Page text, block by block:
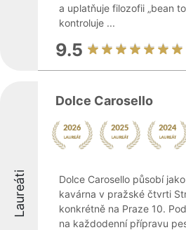
a uplatňuje filozofii „bean
kontroluje ...
9.5
Laureáti
Dolce Carosello
Dolce Carosello působí
kavárna v pražské čtvrti
konkrétně na Praze 10.
na každodenní přípravu